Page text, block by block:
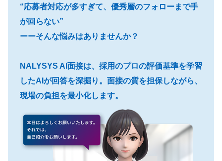
“応募者対応が多すぎて、優秀層のフォローまで手
が回らない”
ーーそんな悩みはありませんか？
NALYSYS AI面接は、採用のプロの評価基準を学習
したAIが回答を深掘り。面接の質を担保しながら、
現場の負担を最小化します。